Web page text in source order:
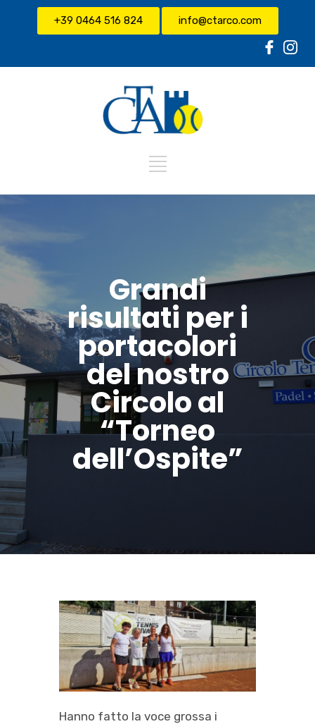
+39 0464 516 824 info@ctarco.com
Grandi
risultati per i
portacolori
del nostro
Circolo al
“Torneo
dell’Ospite”
Hanno fatto la voce grossa i